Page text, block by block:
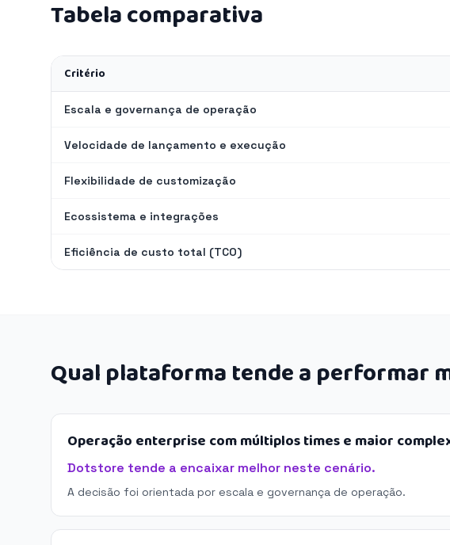
Tabela comparativa
Critério
Escala e governança de operação
Velocidade de lançamento e execução
Flexibilidade de customização
Ecossistema e integrações
Eficiência de custo total (TCO)
Qual plataforma tende a performar
Operação enterprise com múltiplos times e maior
Dotstore tende a encaixar melhor neste cenário.
A decisão foi orientada por escala e governança de operação.